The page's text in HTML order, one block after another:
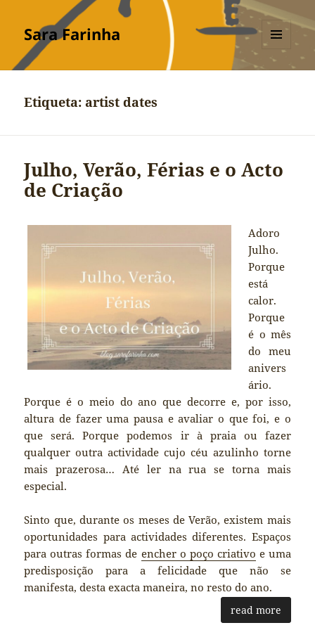
Sara Farinha
MENU
Etiqueta:artist dates
Julho, Verão, Férias e o Acto
de Criação
Adoro
Julho.
Porque
está
calor.
Porque
é o mês
do meu
anivers
ário.
Porque é o meio do ano que decorre e, por isso,
altura de fazer uma pausa e avaliar o que foi, e o
que será. Porque podemos ir à praia ou fazer
qualquer outra actividade cujo céu azulinho torne
mais prazerosa… Até ler na rua se torna mais
especial.
Sinto que, durante os meses de Verão, existem mais
oportunidades para actividades diferentes. Espaços
para outras formas de encher o poço criativo e uma
predisposição para a felicidade que não se
manifesta, desta exacta maneira, no resto do ano.
read more